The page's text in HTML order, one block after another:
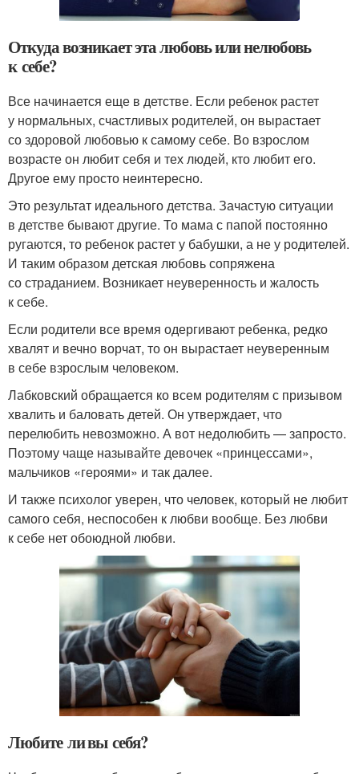
Откуда возникает эта любовь или нелюбовь
к себе?
Все начинается еще в детстве. Если ребенок растет
у нормальных, счастливых родителей, он вырастает
со здоровой любовью к самому себе. Во взрослом
возрасте он любит себя и тех людей, кто любит его.
Другое ему просто неинтересно.
Это результат идеального детства. Зачастую ситуации
в детстве бывают другие. То мама с папой постоянно
ругаются, то ребенок растет у бабушки, а не у родителей.
И таким образом детская любовь сопряжена
со страданием. Возникает неуверенность и жалость
к себе.
Если родители все время одергивают ребенка, редко
хвалят и вечно ворчат, то он вырастает неуверенным
в себе взрослым человеком.
Лабковский обращается ко всем родителям с призывом
хвалить и баловать детей. Он утверждает, что
перелюбить невозможно. А вот недолюбить — запросто.
Поэтому чаще называйте девочек «принцессами»,
мальчиков «героями» и так далее.
И также психолог уверен, что человек, который не любит
самого себя, неспособен к любви вообще. Без любви
к себе нет обоюдной любви.
Любите ли вы себя?